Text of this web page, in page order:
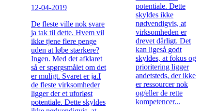
12-04-2019
De fleste ville nok svare
ja tak til dette. Hvem vil
ikke tjene flere penge
uden at løbe stærkere?
Ingen. Med det afklaret
så er spørgsmålet om det
er muligt. Svaret er ja.I
de fleste virksomheder
ligger der et uforløst
potentiale. Dette skyldes
potentiale. Dette
skyldes ikke
nødvendigvis, at
virksomheden er
drevet dårligt. Det
kan ligeså godt
skyldes, at fokus og
prioritering ligger
andetsteds, der ikke
er ressourcer nok
og/eller de rette
kompetencer...